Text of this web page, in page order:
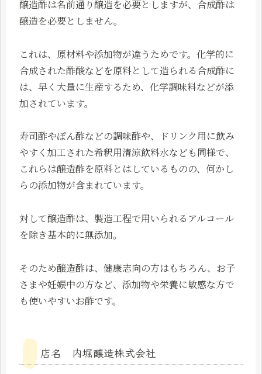
醸造酢は名前通り醸造を必要としますが、合成酢は
醸造を必要としません。
これは、原材料や添加物が違うためです。化学的に
合成された酢酸などを原料として造られる合成酢に
は、早く大量に生産するため、化学調味料などが添
加されています。
寿司酢やぽん酢などの調味酢や、ドリンク用に飲み
やすく加工された希釈用清涼飲料水なども同様で、
これらは醸造酢を原料とはしているものの、何かし
らの添加物が含まれています。
対して醸造酢は、製造工程で用いられるアルコール
を除き基本的に無添加。
そのため醸造酢は、健康志向の方はもちろん、お子
さまや妊娠中の方など、添加物や栄養に敏感な方で
も使いやすいお酢です。
店名 内堀醸造株式会社